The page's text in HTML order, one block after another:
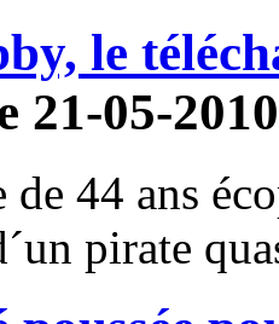
le
21-05-
44 ans
pirate